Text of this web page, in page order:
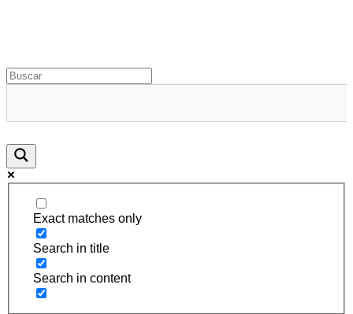
Exact matches only
Search in title
Search in content